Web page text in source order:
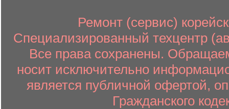
Ремонт (сервис)
Специализированный техцентр
Все права сохранены.
носит исключительно
является публичной офертой,
Гражданского